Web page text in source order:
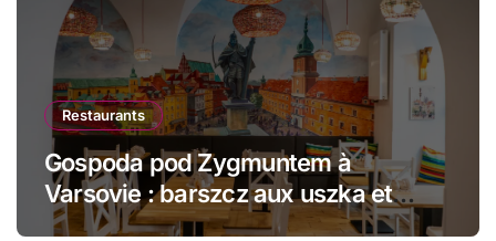
Restaurants
Gospoda pod Zygmuntem à
Varsovie : barszcz aux uszka et
pierogi face au Château Royal